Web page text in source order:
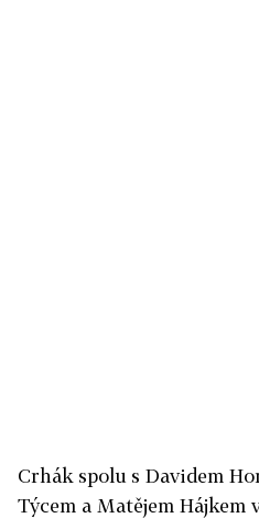
Crhák spolu s Davidem
Týcem a Matějem Hájkem